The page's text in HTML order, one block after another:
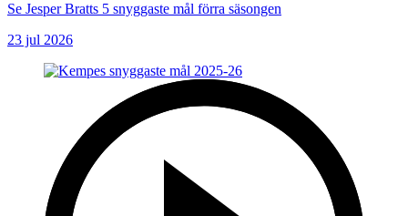
Se Jesper Bratts 5 snyggaste mål förra säsongen
23 jul 2026